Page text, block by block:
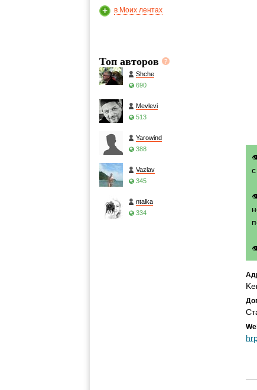
в Моих лентах
Топ авторов
Shche
690
Mevlevi
513
Yarowind
388
Vazlav
345
ntalka
334